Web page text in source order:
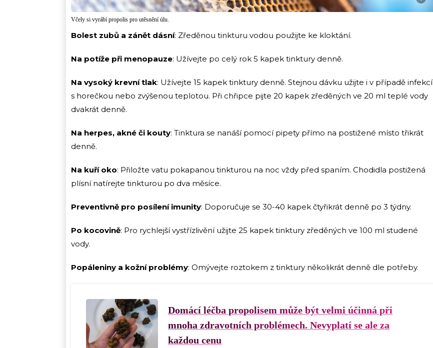
Včely si vyrábí propolis pro utěsnění úlu.
Bolest zubů a zánět dásní: Zředěnou tinkturu vodou použijte ke kloktání.
Na potíže při menopauze: Užívejte po celý rok 5 kapek tinktury denně.
Na vysoký krevní tlak: Užívejte 15 kapek tinktury denně. Stejnou dávku užijte i v případě infekcí
s horečkou nebo zvýšenou teplotou. Při chřipce pijte 20 kapek zředěných ve 20 ml teplé vody
dvakrát denně.
Na herpes, akné či kouty: Tinktura se nanáší pomocí pipety přímo na postižené místo třikrát
denně.
Na kuří oko: Přiložte vatu pokapanou tinkturou na noc vždy před spaním. Chodidla postižená
plísní natírejte tinkturou po dva měsíce.
Preventivně pro posílení imunity: Doporučuje se 30-40 kapek čtyřikrát denně po 3 týdny.
Po kocovině: Pro rychlejší vystřízlivění užijte 25 kapek tinktury zředěných ve 100 ml studené
vody.
Popáleniny a kožní problémy: Omývejte roztokem z tinktury několikrát denně dle potřeby.
Domácí léčba propolisem může být velmi účinná při
mnoha zdravotních problémech. Nevyplatí se ale za
každou cenu